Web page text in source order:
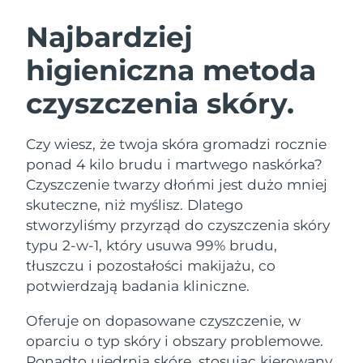
Najbardziej
higieniczna metoda
czyszczenia skóry.
Czy wiesz, że twoja skóra gromadzi rocznie
ponad 4 kilo brudu i martwego naskórka?
Czyszczenie twarzy dłońmi jest dużo mniej
skuteczne, niż myślisz. Dlatego
stworzyliśmy przyrząd do czyszczenia skóry
typu 2-w-1, który usuwa 99% brudu,
tłuszczu i pozostałości makijażu, co
potwierdzają badania kliniczne.
Oferuje on dopasowane czyszczenie, w
oparciu o typ skóry i obszary problemowe.
URODY
Oczyszczanie twarzy
LUNA™ 4 zestaw
Anti-aging massage
LUNA™ 4 Plus
Massage, LED heating
For men, anti-aging massage
Lifting twarzy
BEAR™ 2 zestaw
Microcurrent toning
BEAR™ 2 go
Microcurrent toning on-the-go
Microcurrent line smoothing device
Nawilżenie
UFO™ 3 zestaw
Deep facial hydration
UFO™ 3 LED
Near-infrared and red light therapy
device
Pielęgnacja jamy
ustnej
issa™ 4
Hybrid silicone sonic toothbrush
issa™ 4 plus
Smart hybrid silicone sonic toothbrush
FAQ™ ZABIEG ANTI-AGING
Anti-aging Zabiegi LED
Australia
Oczekiwany czas dostawy
8/14/26
Austria
Oczekiwany czas dostawy
Bahrajn
Oczekiwany czas dostawy
8/12/26
Belgia
Oczekiwany czas dostawy
8/11/26
Bermudy
Oczekiwany czas dostawy
Hercegowina
8/14/26
Oczekiwany czas dostawy